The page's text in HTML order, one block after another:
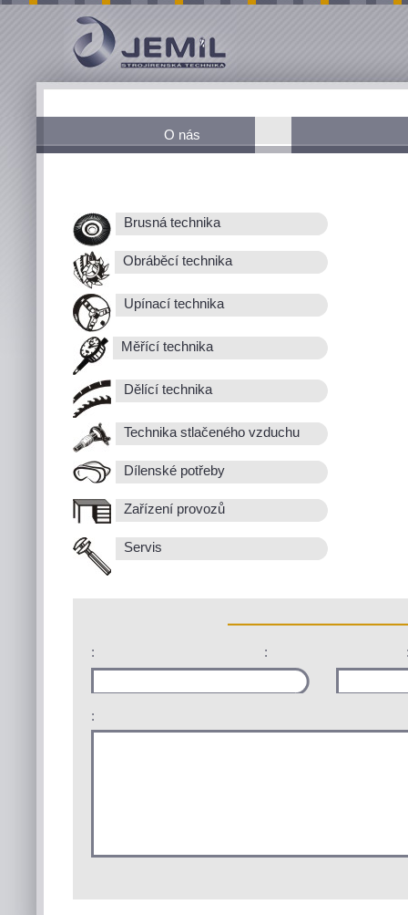
O nás
Brusná technika
Obráběcí technika
Upínací technika
Měřící technika
Dělící technika
Technika stlačeného vzduchu
Dílenské potřeby
Zařízení provozů
Servis
: :
: